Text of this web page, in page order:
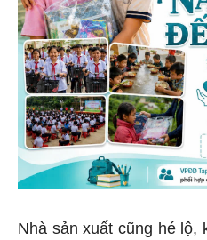
Nhà sản xuất cũng hé lộ,